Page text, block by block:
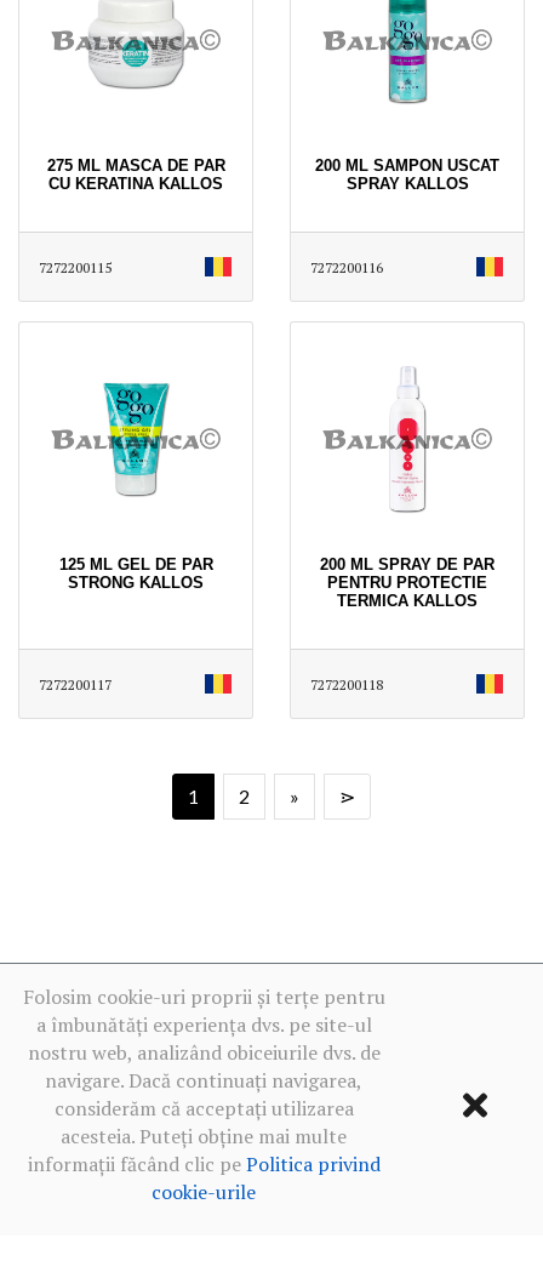
275 ML MASCA DE PAR
CU KERATINA KALLOS
7272200115
200 ML SAMPON USCAT
SPRAY KALLOS
7272200116
125 ML GEL DE PAR
STRONG KALLOS
7272200117
200 ML SPRAY DE PAR
PENTRU PROTECTIE
TERMICA KALLOS
7272200118
1 2 » ⋗
Folosim cookie-uri proprii și terțe pentru
a îmbunătăți experiența dvs. pe site-ul
nostru web, analizând obiceiurile dvs. de
navigare. Dacă continuați navigarea,
considerăm că acceptați utilizarea
acesteia. Puteți obține mai multe
informații făcând clic pePolitica privind
cookie-urile